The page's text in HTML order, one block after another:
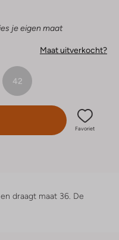
je eigen maat
Maat uitverkocht?
42
Favoriet
draagt maat 36. De